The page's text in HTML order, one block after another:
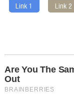
Link 1 Link 2